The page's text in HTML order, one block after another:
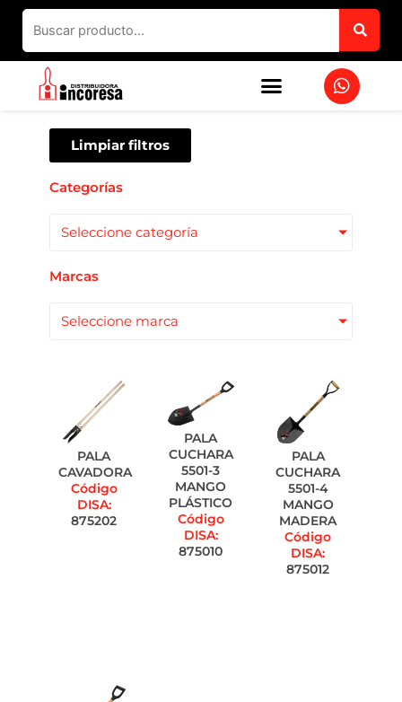
contenido
W
h
Limpiar filtros
Categorías
Seleccione categoría
Marcas
Seleccione marca
PALA
CAVADORA
Código
DISA:
875202
PALA
CUCHARA
5501-3
MANGO
PLÁSTICO
Código
DISA:
875010
PALA
CUCHARA
5501-4
MANGO
MADERA
Código
DISA:
875012